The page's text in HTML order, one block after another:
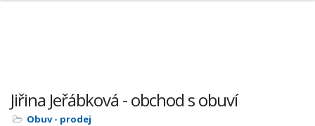
Jiřina Jeřábková - obchod s obuví
Obuv - prodej